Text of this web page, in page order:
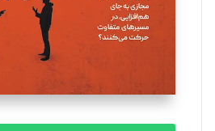
ملینا جعفری
تحریریه
مصطفی مسجدی آرانی
تحریریه